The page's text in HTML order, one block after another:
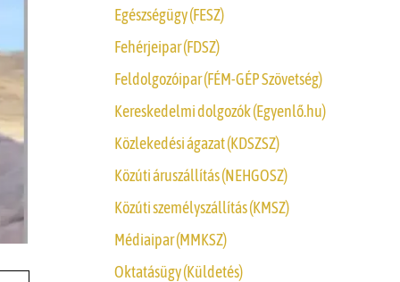
Egészségügy (FESZ)
Fehérjeipar (FDSZ)
Feldolgozóipar (FÉM-GÉP Szövetség)
Kereskedelmi dolgozók (Egyenlő.hu)
Közlekedési ágazat (KDSZSZ)
Közúti áruszállítás (NEHGOSZ)
Közúti személyszállítás (KMSZ)
Médiaipar (MMKSZ)
Oktatásügy (Küldetés)